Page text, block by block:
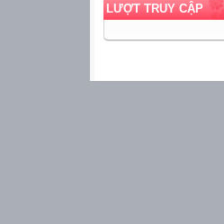
LƯỢT TRUY CẬP